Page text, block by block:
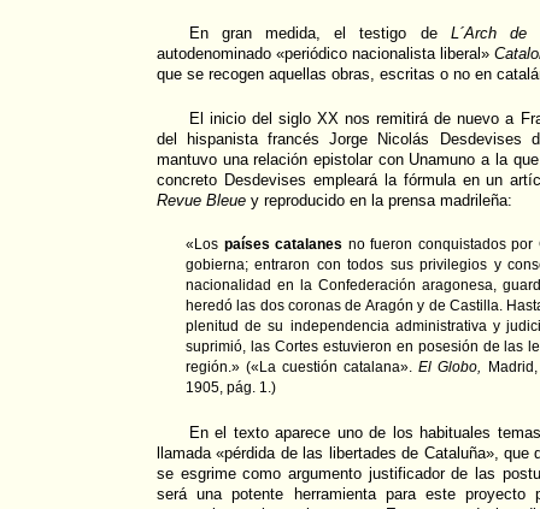
En gran medida, el testigo de L´Arch de
autodenominado «periódico nacionalista liberal»
que se recogen aquellas obras, escritas o no en
El inicio del siglo XX nos remitirá de nuevo a
del hispanista francés Jorge Nicolás Desdevises
mantuvo una relación epistolar con Unamuno a la
concreto Desdevises empleará la fórmula en un
Revue Bleue y reproducido en la prensa madrileña:
«Los países catalanes no fueron conquistados
gobierna; entraron con todos sus privilegios y
nacionalidad en la Confederación aragonesa,
heredó las dos coronas de Aragón y de Castilla.
plenitud de su independencia administrativa y
suprimió, las Cortes estuvieron en posesión de las
región.» («La cuestión catalana».El Globo,
1905, pág. 1.)
En el texto aparece uno de los habituales
llamada «pérdida de las libertades de Cataluña»,
se esgrime como argumento justificador de las
será una potente herramienta para este proyecto